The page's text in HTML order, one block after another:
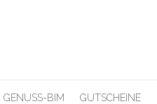
GENUSS-BIM GUTSCHEINE